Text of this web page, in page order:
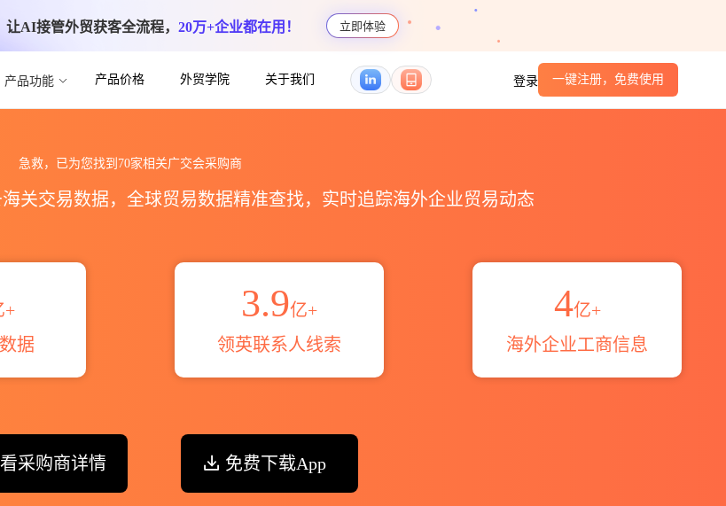
让AI接管外贸获客全流程， 20万+企业都在用！ 立即体验
产品功能 产品价格 外贸学院 关于我们 登录 一键注册，免费使用
急救，已为您找到70家相关广交会采购商
关交易数据，全球贸易数据精准查找，实时追踪海外企业贸易动态
+
据
3.9亿+
领英联系人线索
4亿+
海外企业工商信息
采购商详情 免费下载App